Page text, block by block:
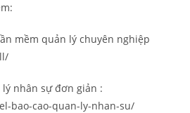
mềm quản lý chuyên nghiệp
lý nhân sự đơn giản :
bao-cao-quan-ly-nhan-su/